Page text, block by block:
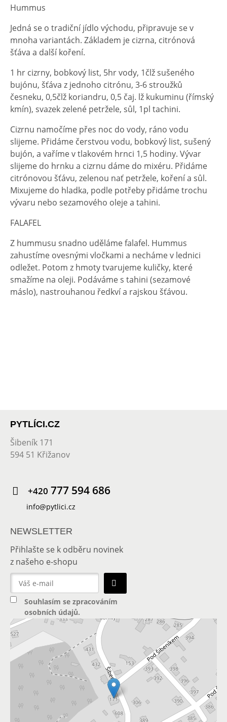
Hummus
Jedná se o tradiční jídlo východu, připravuje se v
mnoha variantách. Základem je cizrna, citrónová
šťáva a další koření.
1 hr cizrny, bobkový list, 5hr vody, 1člž sušeného
bujónu, šťáva z jednoho citrónu, 3-6 stroužků
česneku, 0,5člž koriandru, 0,5 čaj. lž kukuminu (římský
kmín), svazek zelené petržele, sůl, 1pl tachini.
Cizrnu namočíme přes noc do vody, ráno vodu
slijeme. Přidáme čerstvou vodu, bobkový list, sušený
bujón, a vaříme v tlakovém hrnci 1,5 hodiny. Vývar
slijeme do hrnku a cizrnu dáme do mixéru. Přidáme
citrónovou šťávu, zelenou nať petržele, koření a sůl.
Mixujeme do hladka, podle potřeby přidáme trochu
vývaru nebo sezamového oleje a tahini.
FALAFEL
Z hummusu snadno uděláme falafel. Hummus
zahustíme ovesnými vločkami a necháme v lednici
odležet. Potom z hmoty tvarujeme kuličky, které
smažíme na oleji. Podáváme s tahini (sezamové
máslo), nastrouhanou ředkví a rajskou šťávou.
PYTLÍCI.CZ
Šibeník 171
594 51 Křižanov
+420 777 594 686
info@pytlici.cz
NEWSLETTER
Přihlašte se k odběru novinek
z našeho e-shopu
Souhlasím se zpracováním
osobních údajů.